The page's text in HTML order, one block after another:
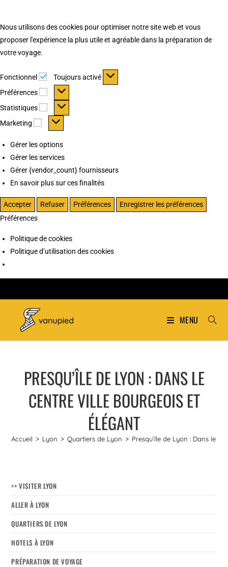
Nous utilisons des cookies pour optimiser notre site web et vous
proposer l'expérience la plus utile et agréable dans la préparation de
votre voyage.
Fonctionnel Fonctionnel
Toujours activé
Préférences
Préférences
Statistiques Statistiques
Marketing Marketing
Gérer les options
Gérer les services
Gérer {vendor_count} fournisseurs
En savoir plus sur ces finalités
Accepter Refuser Préférences
Enregistrer les préférences
Préférences
Politique de cookies
Politique d’utilisation des cookies
MENU
PRESQU’ÎLE DE LYON : DANS LE
CENTRE VILLE BOURGEOIS ET
ÉLÉGANT
Accueil > Lyon > Quartiers de Lyon > Presqu’île de Lyon : Dans le
>> VISITER LYON
ALLER À LYON
QUARTIERS DE LYON
HOTELS À LYON
PRÉPARATION DE VOYAGE